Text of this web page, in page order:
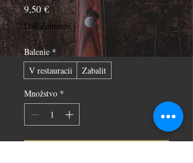
9,50 €Price
Daň Zahrnuté|
Balenie *
V restauracii
Zabalit
Množstvo *